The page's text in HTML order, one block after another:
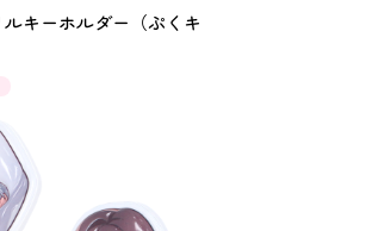
キーホルダー（ぷくキ